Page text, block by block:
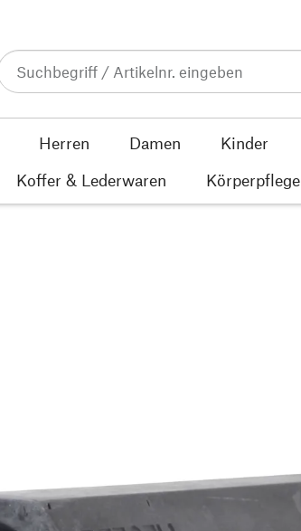
Herren Damen Kinder
Koffer & Lederwaren Körperpflege